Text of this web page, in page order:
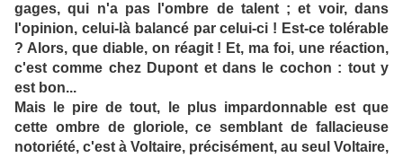
gages, qui n'a pas l'ombre de talent ; et voir, dans
l'opinion, celui-là balancé par celui-ci ! Est-ce tolérable
? Alors, que diable, on réagit ! Et, ma foi, une réaction,
c'est comme chez Dupont et dans le cochon : tout y
est bon...
Mais le pire de tout, le plus impardonnable est que
cette ombre de gloriole, ce semblant de fallacieuse
notoriété, c'est à Voltaire, précisément, au seul Voltaire,